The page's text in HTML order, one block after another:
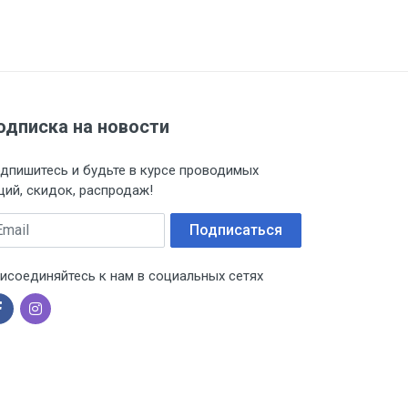
на новости
и будьте в курсе проводимых
скидок, распродаж!
Подписаться
к нам в социальных сетях